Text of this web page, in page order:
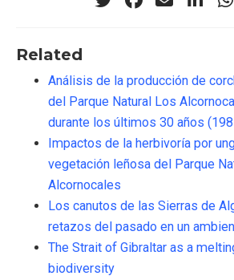
Related
Análisis de la producción de
del Parque Natural Los
durante los últimos 30 años
Impactos de la herbivoría por
vegetación leñosa del Parque
Alcornocales
Los canutos de las Sierras de
retazos del pasado en un
The Strait of Gibraltar as a
biodiversity